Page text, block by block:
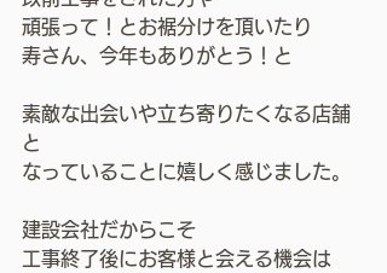
頑張って！とお裾分けを頂いたり
寿さん、今年もありがとう！と
素敵な出会いや立ち寄りたくなる店舗
と
なっていることに嬉しく感じました。
建設会社だからこそ
工事終了後にお客様と会える機会は